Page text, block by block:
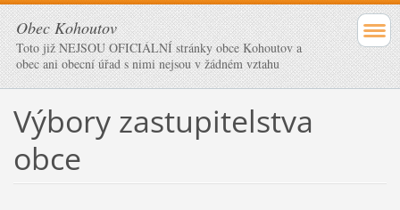
Obec Kohoutov
Toto již NEJSOU OFICIÁLNÍ stránky obce Kohoutov a
obec ani obecní úřad s nimi nejsou v žádném vztahu
Výbory zastupitelstva
obce